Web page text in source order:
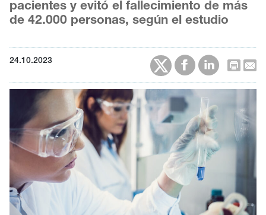
pacientes y evitó el fallecimiento de más
de 42.000 personas, según el estudio
24.10.2023